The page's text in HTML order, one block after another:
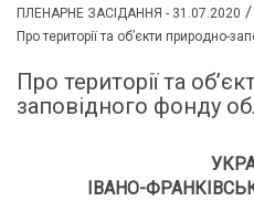
ПЛЕНАРНЕ ЗАСІДАННЯ - 31.07.2020 /
Про території та об’єкти природно-
Про території та
заповідного фонду
ІВАНО-